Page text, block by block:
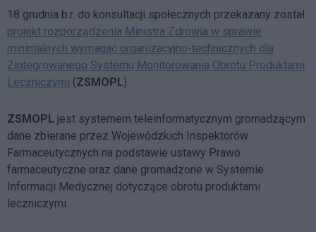
18 grudnia b.r. do konsultacji społecznych przekazany został
projekt rozporządzenia Ministra Zdrowia w sprawie
minimalnych wymagać organizacyjno-technicznych dla
Zintegrowanego Systemu Monitorowania Obrotu Produktami
Leczniczymi (ZSMOPL).
ZSMOPL jest systemem teleinformatycznym gromadzącym
dane zbierane przez Wojewódzkich Inspektorów
Farmaceutycznych na podstawie ustawy Prawo
farmaceutyczne oraz dane gromadzone w Systemie
Informacji Medycznej dotyczące obrotu produktami
leczniczymi.